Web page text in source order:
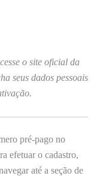
o site oficial da
seus dados pessoais
pré-pago no
efetuar o cadastro,
até a seção de